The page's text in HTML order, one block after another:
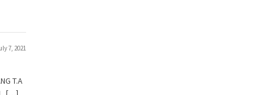
7, 2021
T.A